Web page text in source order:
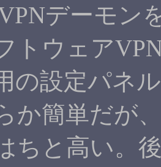
デーモン
トウェア
の設定パネ
か簡単だが
ちと高い。